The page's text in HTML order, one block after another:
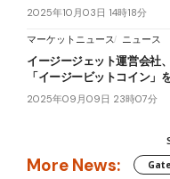
2025年10月03日 14時18分
マーケットニュース ニュース
イージージェット運営会社
「イージービットコイン」
2025年09月09日 23時07分
More News: